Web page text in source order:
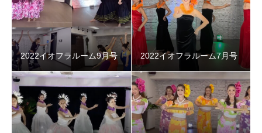
2022イオフラルーム9月号 2022イオフラルーム7月号